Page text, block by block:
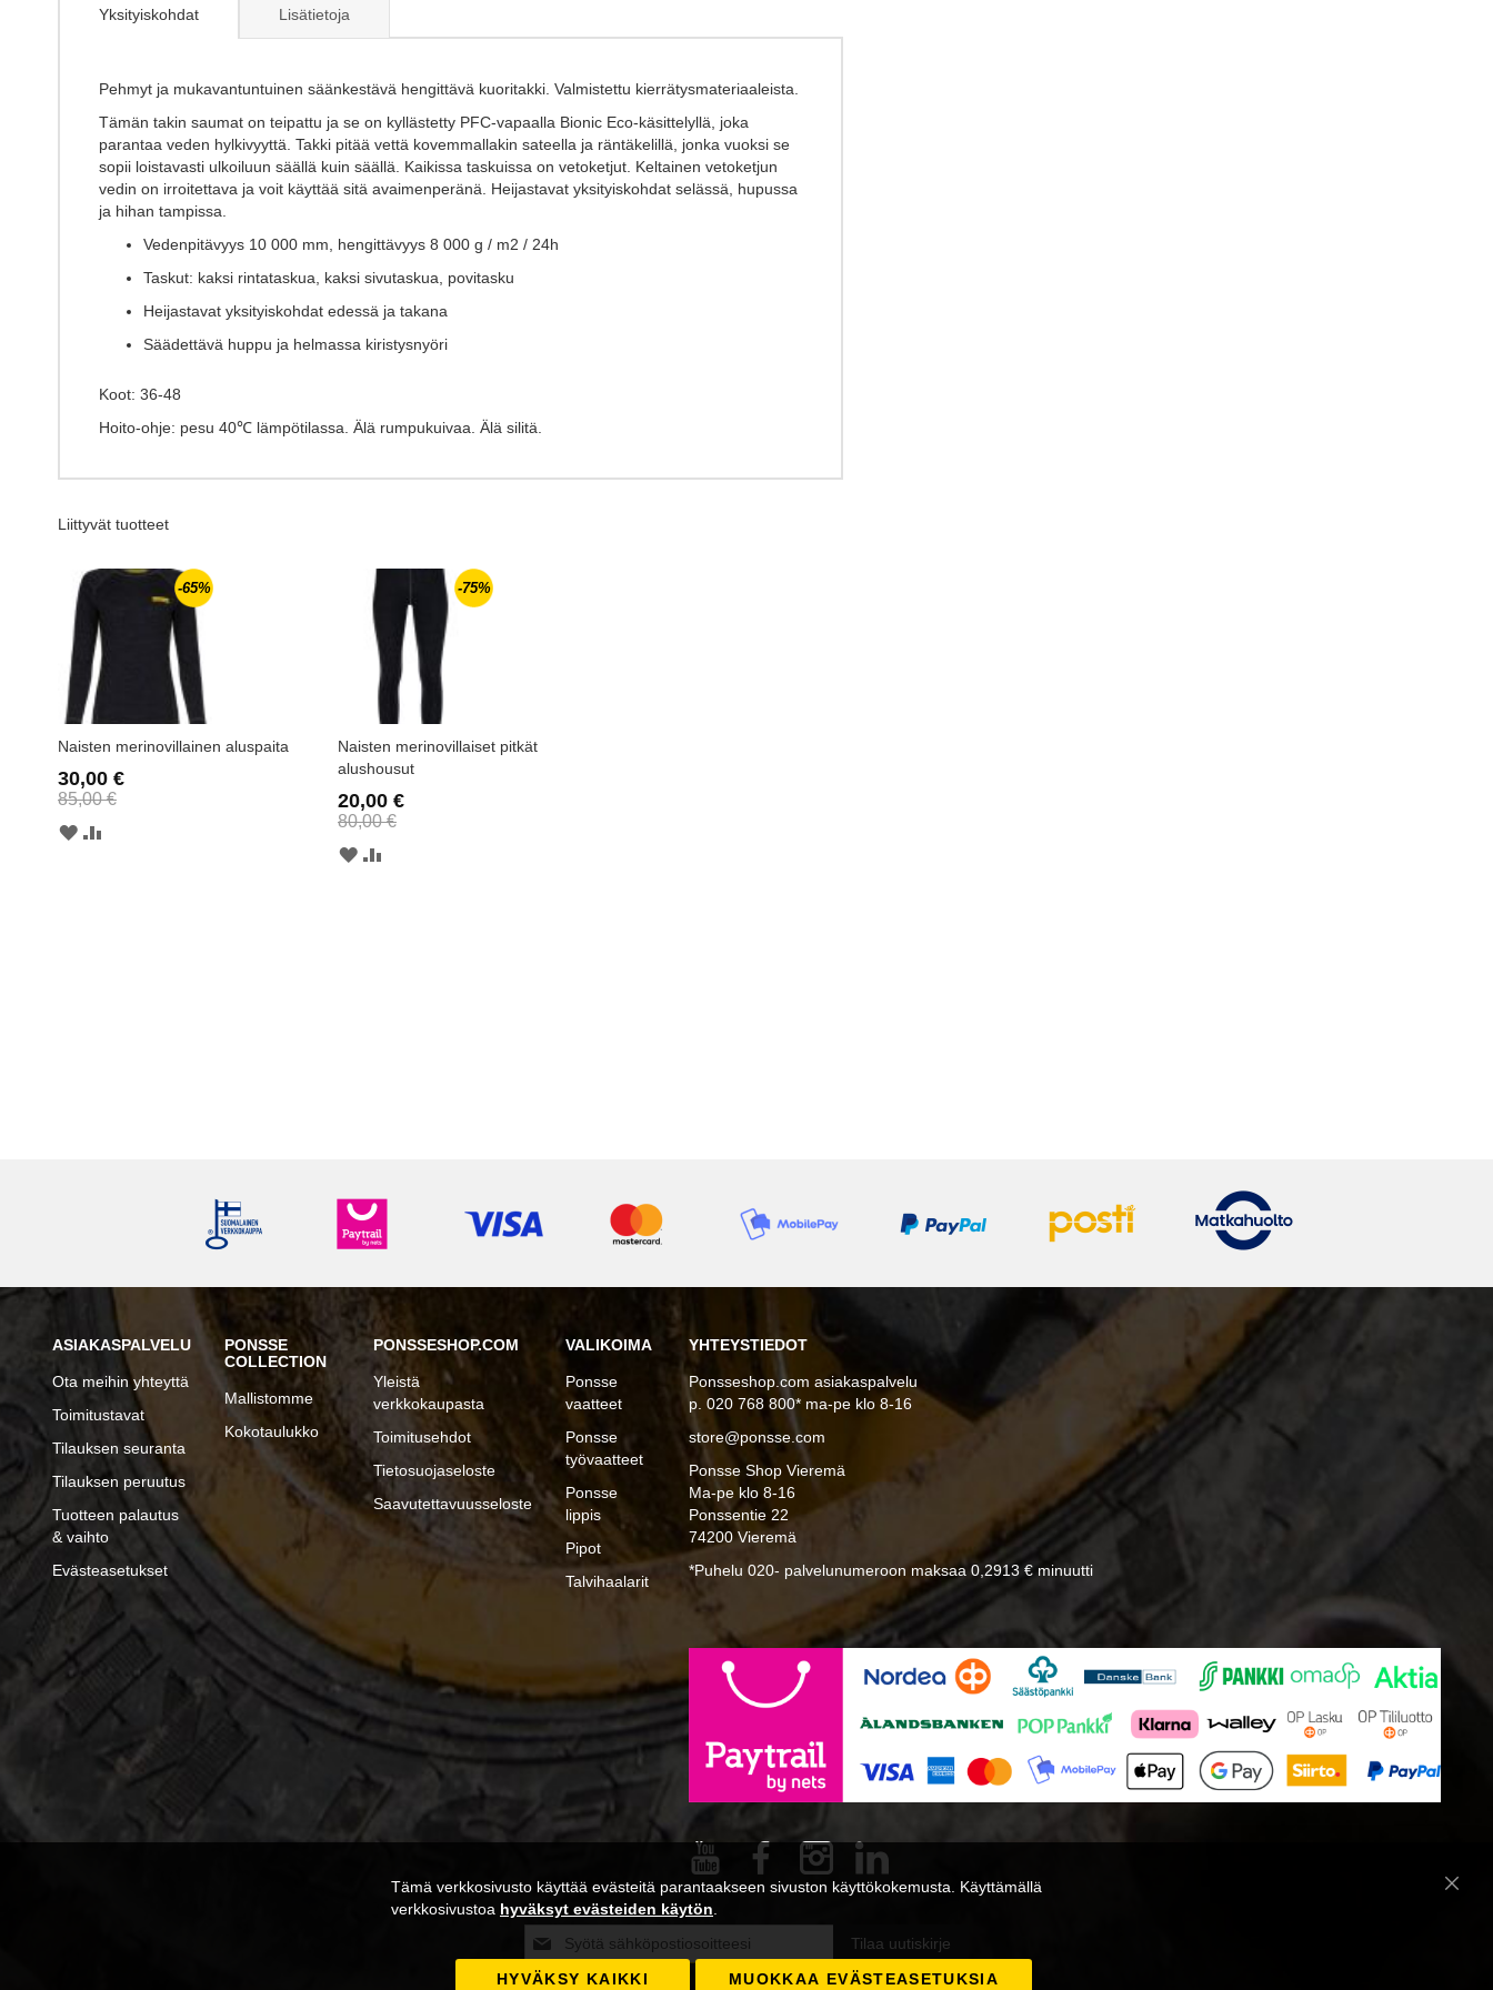
beginning
images
Yksityiskohdat
Pehmyt ja mukavantuntuinen säänkestävä hengittävä kuoritakki. Valmistettu kierrätysmateriaaleista.
Tämän takin saumat on teipattu ja se on kyllästetty PFC-vapaalla Bionic Eco-käsittelyllä, joka
parantaa veden hylkivyyttä. Takki pitää vettä kovemmallakin sateella ja räntäkelillä, jonka vuoksi se
sopii loistavasti ulkoiluun säällä kuin säällä. Kaikissa taskuissa on vetoketjut. Keltainen vetoketjun
vedin on irroitettava ja voit käyttää sitä avaimenperänä. Heijastavat yksityiskohdat selässä, hupussa
ja hihan tampissa.
Vedenpitävyys 10 000 mm, hengittävyys 8 000 g / m2 / 24h
Taskut: kaksi rintataskua, kaksi sivutaskua, povitasku
Heijastavat yksityiskohdat edessä ja takana
Säädettävä huppu ja helmassa kiristysnyöri
Koot: 36-48
Hoito-ohje: pesu 40℃ lämpötilassa. Älä rumpukuivaa. Älä silitä.
Lisätietoja
Liittyvät tuotteet
-65%
Naisten merinovillainen aluspaita
30,00 €
85,00 €
MUISTILISTAAN
-75%
Naisten merinovillaiset pitkät
alushousut
20,00 €
80,00 €
MUISTILISTAAN
ASIAKASPALVELU
Ota meihin yhteyttä
Toimitustavat
Tilauksen seuranta
Tilauksen peruutus
Tuotteen palautus
& vaihto
Evästeasetukset
PONSSE
COLLECTION
Mallistomme
Kokotaulukko
PONSSESHOP.COM
Yleistä
verkkokaupasta
Toimitusehdot
Tietosuojaseloste
Saavutettavuusseloste
VALIKOIMA
Ponsse
vaatteet
Ponsse
työvaatteet
Ponsse
lippis
Pipot
Talvihaalarit
YHTEYSTIEDOT
Ponsseshop.com asiakaspalvelu
p. 020 768 800* ma-pe klo 8-16
store@ponsse.com
Ponsse Shop Vieremä
Ma-pe klo 8-16
Ponssentie 22
74200 Vieremä
*Puhelu 020- palvelunumeroon maksaa 0,2913 € minuutti
Tilaa
uutiskirjeemme:
Tilaa uutiskirje
Tämä verkkosivusto käyttää evästeitä parantaakseen sivuston käyttökokemusta. Käyttämällä
verkkosivustoa hyväksyt evästeiden käytön
HYVÄKSY KAIKKI MUOKKAA EVÄSTEASETUKSIA